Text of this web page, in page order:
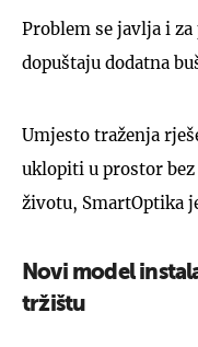
Problem se javlja i
dopuštaju dodatna
Umjesto traženja
uklopiti u prostor
životu, SmartOptika
Novi model
tržištu